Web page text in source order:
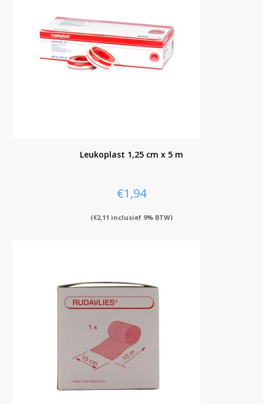
Leukoplast 1,25 cm x 5 m
€1,94
(€2,11 inclusief 9% BTW)